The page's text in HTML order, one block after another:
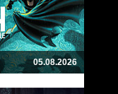
05.08.2026